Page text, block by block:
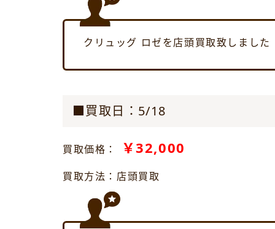
クリュッグ ロゼを店頭買取致しました
■買取日：5/18
買取価格： ￥32,000
買取方法：店頭買取